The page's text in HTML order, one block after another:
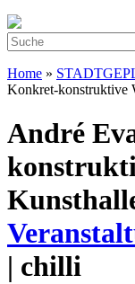
Home »
Konkret-konstruktive
André
| chilli